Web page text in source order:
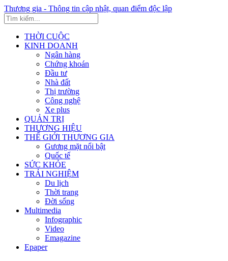
Thương gia - Thông tin cập nhật, quan điểm độc lập
THỜI CUỘC
KINH DOANH
Ngân hàng
Chứng khoán
Đầu tư
Nhà đất
Thị trường
Công nghệ
Xe plus
QUẢN TRỊ
THƯƠNG HIỆU
THẾ GIỚI THƯƠNG GIA
Gương mặt nổi bật
Quốc tế
SỨC KHỎE
TRẢI NGHIỆM
Du lịch
Thời trang
Đời sống
Multimedia
Infographic
Video
Emagazine
Epaper